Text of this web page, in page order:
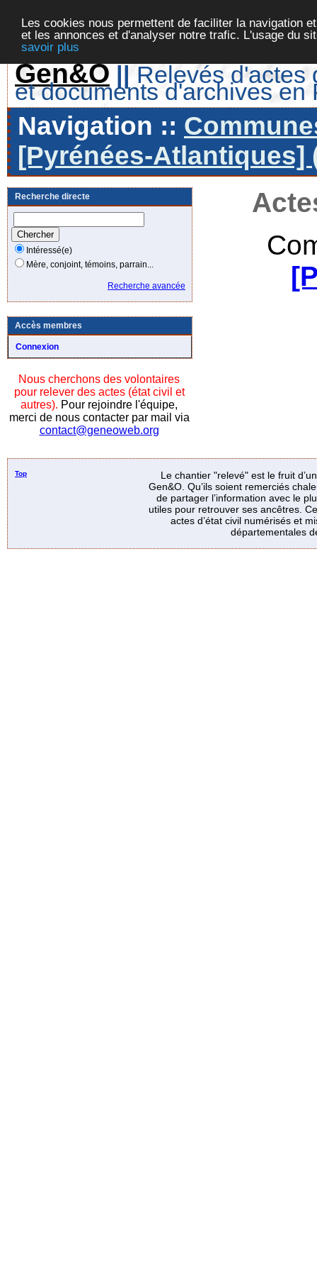
Les cookies nous permettent de faciliter la navigation
et les annonces et d'analyser notre trafic. L'usage du
savoir plus
Gen&O || Relevés d'actes
et documents d'archives en
Navigation ::
[Pyrénées-Atlantiques]
Recherche directe
Intéressé(e)
Mère, conjoint, témoins, parrain...
Recherche avancée
Accès membres
Connexion
Nous cherchons des volontaires
pour relever des actes (état civil et
autres). Pour rejoindre l'équipe,
merci de nous contacter par mail via
contact@geneoweb.org
Top
Le chantier "relevé" est le fruit
Gen&O. Qu’ils soient remerciés
de partager l’information avec le
utiles pour retrouver ses ancêtres.
actes d’état civil numérisés et
départementales